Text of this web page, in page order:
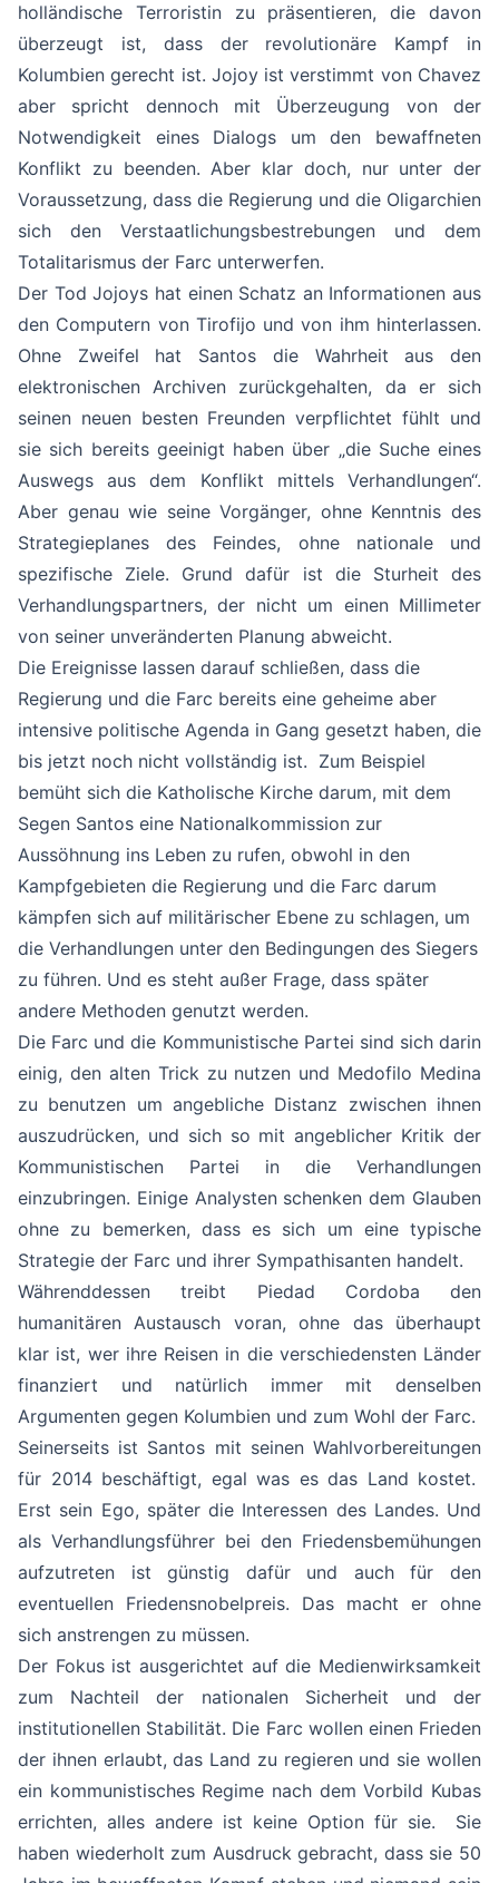
holländische Terroristin zu präsentieren, die davon
überzeugt ist, dass der revolutionäre Kampf in
Kolumbien gerecht ist. Jojoy ist verstimmt von Chavez
aber spricht dennoch mit Überzeugung von der
Notwendigkeit eines Dialogs um den bewaffneten
Konflikt zu beenden. Aber klar doch, nur unter der
Voraussetzung, dass die Regierung und die Oligarchien
sich den Verstaatlichungsbestrebungen und dem
Totalitarismus der Farc unterwerfen.
Der Tod Jojoys hat einen Schatz an Informationen aus
den Computern von Tirofijo und von ihm hinterlassen.
Ohne Zweifel hat Santos die Wahrheit aus den
elektronischen Archiven zurückgehalten, da er sich
seinen neuen besten Freunden verpflichtet fühlt und
sie sich bereits geeinigt haben über „die Suche eines
Auswegs aus dem Konflikt mittels Verhandlungen“.
Aber genau wie seine Vorgänger, ohne Kenntnis des
Strategieplanes des Feindes, ohne nationale und
spezifische Ziele. Grund dafür ist die Sturheit des
Verhandlungspartners, der nicht um einen Millimeter
von seiner unveränderten Planung abweicht.
Die Ereignisse lassen darauf schließen, dass die
Regierung und die Farc bereits eine geheime aber
intensive politische Agenda in Gang gesetzt haben, die
bis jetzt noch nicht vollständig ist. Zum Beispiel
bemüht sich die Katholische Kirche darum, mit dem
Segen Santos eine Nationalkommission zur
Aussöhnung ins Leben zu rufen, obwohl in den
Kampfgebieten die Regierung und die Farc darum
kämpfen sich auf militärischer Ebene zu schlagen, um
die Verhandlungen unter den Bedingungen des Siegers
zu führen. Und es steht außer Frage, dass später
andere Methoden genutzt werden.
Die Farc und die Kommunistische Partei sind sich darin
einig, den alten Trick zu nutzen und Medofilo Medina
zu benutzen um angebliche Distanz zwischen ihnen
auszudrücken, und sich so mit angeblicher Kritik der
Kommunistischen Partei in die Verhandlungen
einzubringen. Einige Analysten schenken dem Glauben
ohne zu bemerken, dass es sich um eine typische
Strategie der Farc und ihrer Sympathisanten handelt.
Währenddessen treibt Piedad Cordoba den
humanitären Austausch voran, ohne das überhaupt
klar ist, wer ihre Reisen in die verschiedensten Länder
finanziert und natürlich immer mit denselben
Argumenten gegen Kolumbien und zum Wohl der Farc.
Seinerseits ist Santos mit seinen Wahlvorbereitungen
für 2014 beschäftigt, egal was es das Land kostet.
Erst sein Ego, später die Interessen des Landes. Und
als Verhandlungsführer bei den Friedensbemühungen
aufzutreten ist günstig dafür und auch für den
eventuellen Friedensnobelpreis. Das macht er ohne
sich anstrengen zu müssen.
Der Fokus ist ausgerichtet auf die Medienwirksamkeit
zum Nachteil der nationalen Sicherheit und der
institutionellen Stabilität. Die Farc wollen einen Frieden
der ihnen erlaubt, das Land zu regieren und sie wollen
ein kommunistisches Regime nach dem Vorbild Kubas
errichten, alles andere ist keine Option für sie. Sie
haben wiederholt zum Ausdruck gebracht, dass sie 50